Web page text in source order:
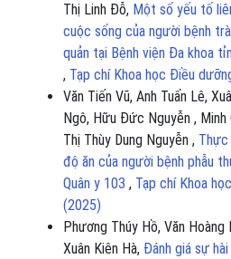
Thị Linh Đỗ, Một số yếu tố
cuộc sống của người bệnh
quản tại Bệnh viện Đa khoa
, Tạp chí Khoa học Điều
Văn Tiến Vũ, Anh Tuấn Lê,
Ngô, Hữu Đức Nguyễn , Minh
Thị Thùy Dung Nguyễn ,
độ ăn của người bệnh phẫu
Quân y 103 , Tạp chí Khoa
(2025)
Phương Thúy Hồ, Văn Hoàng
Xuân Kiên Hà, Đánh giá sự